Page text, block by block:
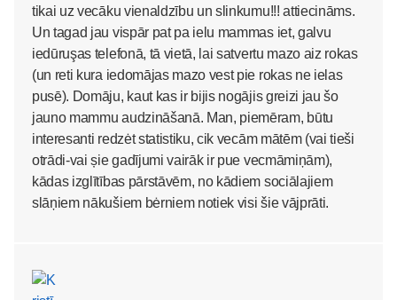
tikai uz vecāku vienaldzību un slinkumu!!! attiecināms.
Un tagad jau vispār pat pa ielu mammas iet, galvu
iedūruşas telefonā, tā vietā, lai satvertu mazo aiz rokas
(un reti kura iedomājas mazo vest pie rokas ne ielas
pusē). Domāju, kaut kas ir bijis nogājis greizi jau šo
jauno mammu audzināšanā. Man, piemēram, būtu
interesanti redzėt statistiku, cik vecām mātēm (vai tieši
otrādi-vai șie gadījumi vairāk ir pue vecmāmiņām),
kādas izglītības pārstāvēm, no kādiem sociālajiem
slāņiem nākušiem bėrniem notiek visi šie vājprāti.